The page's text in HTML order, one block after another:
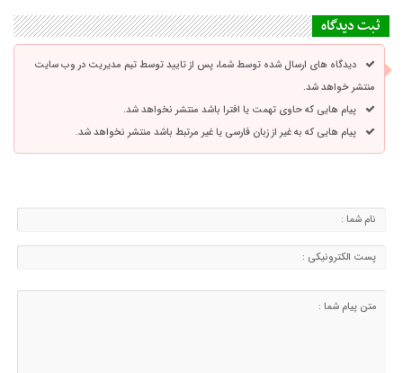
ثبت دیدگاه
دیدگاه های ارسال شده توسط شما، پس از تایید توسط تیم مدیریت در وب سایت
منتشر خواهد شد.
پیام هایی که حاوی تهمت یا افترا باشد منتشر نخواهد شد.
پیام هایی که به غیر از زبان فارسی یا غیر مرتبط باشد منتشر نخواهد شد.